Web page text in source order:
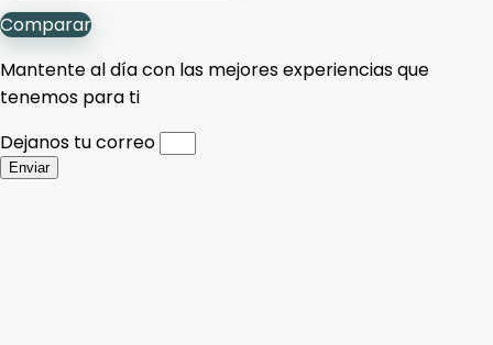
Comparar
Mantente al día con las mejores experiencias que
tenemos para ti
Dejanos tu correo
Enviar